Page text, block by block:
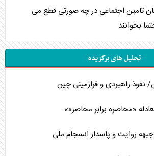
تامین اجتماعی در چه صورتی قطع می
بخوانند
تحلیل های برگزیده
نفوذ راهبردی و فرازمینی چین
«محاصره برابر محاصره»
روایت و پاسدار انسجام ملی